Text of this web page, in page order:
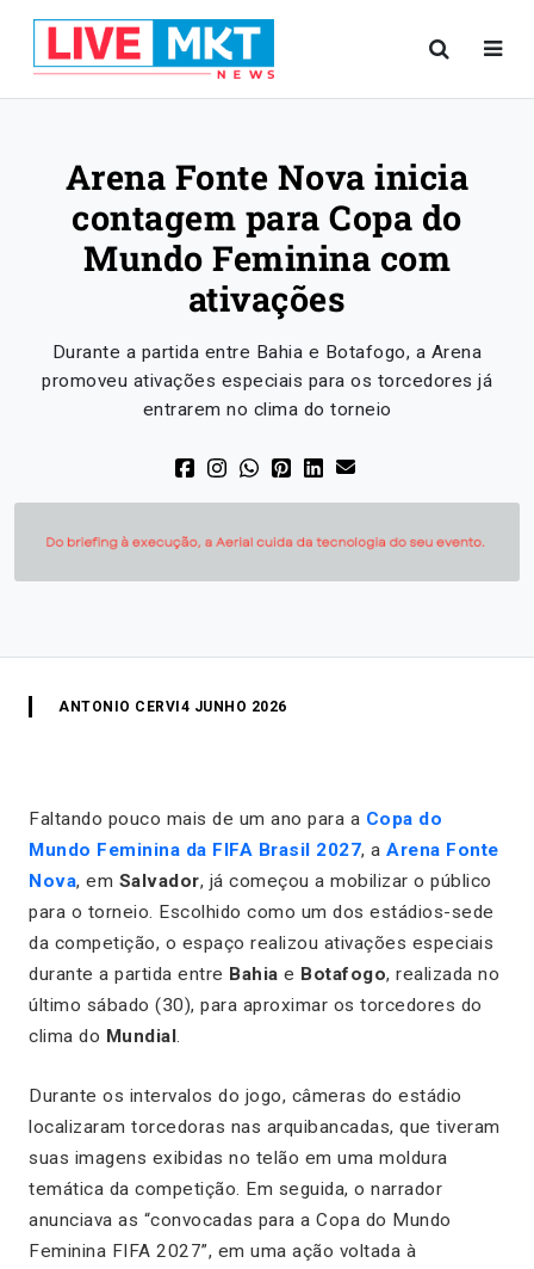
Arena Fonte Nova inicia
contagem para Copa do
Mundo Feminina com
ativações
Durante a partida entre Bahia e Botafogo, a Arena
promoveu ativações especiais para os torcedores já
entrarem no clima do torneio
ANTONIO CERVI4 JUNHO 2026
Faltando pouco mais de um ano para a Copa do
Mundo Feminina da FIFA Brasil 2027, a Arena Fonte
Nova, em Salvador, já começou a mobilizar o público
para o torneio. Escolhido como um dos estádios-sede
da competição, o espaço realizou ativações especiais
durante a partida entre Bahia e Botafogo, realizada no
último sábado (30), para aproximar os torcedores do
clima do Mundial.
Durante os intervalos do jogo, câmeras do estádio
localizaram torcedoras nas arquibancadas, que tiveram
suas imagens exibidas no telão em uma moldura
temática da competição. Em seguida, o narrador
anunciava as “convocadas para a Copa do Mundo
Feminina FIFA 2027”, em uma ação voltada à